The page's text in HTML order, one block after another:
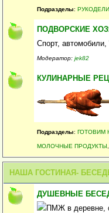
Подразделы:
ПОДВОРСКИЕ
Спорт,
Модератор: jek82
КУЛИНАРНЫЕ
Подразделы: ГОТОВИМ
МОЛОЧНЫЕ ПРОДУКТЫ
НАША ГОСТИНАЯ-
ДУШЕВНЫЕ
ПМЖ в деревне,